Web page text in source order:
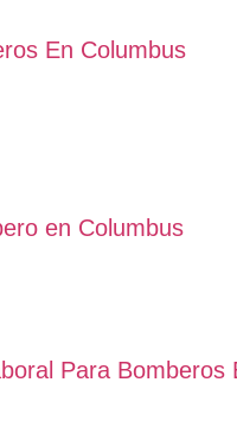
En Columbus
en Columbus
Para Bomberos